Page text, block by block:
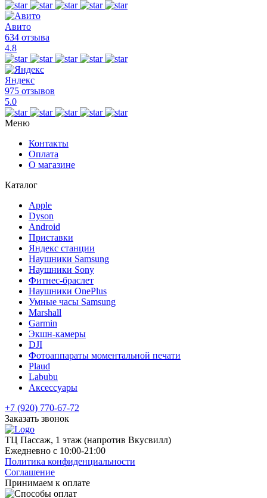
Авито
634 отзыва
4.8
Яндекс
975 отзывов
5.0
Меню
Контакты
Оплата
О магазине
Каталог
Apple
Dyson
Android
Приставки
Яндекс станции
Наушники Samsung
Наушники Sony
Фитнес-браслет
Наушники OnePlus
Умные часы Samsung
Marshall
Garmin
Экшн-камеры
DJI
Фотоаппараты моментальной печати
Plaud
Labubu
Аксессуары
+7 (920) 770-67-72
Заказать звонок
ТЦ Пассаж, 1 этаж (напротив Вкусвилл)
Ежедневно с 10:00-21:00
Политика конфиденциальности
Соглашение
Принимаем к оплате